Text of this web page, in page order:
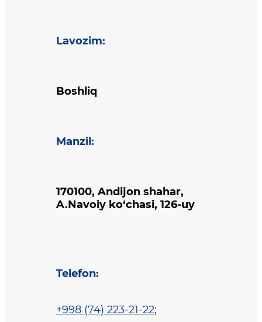
Lavozim:
Boshliq
Manzil :
170100, Andijon shahar,
A.Navoiy ko‘chasi, 126-uy
Telefon:
+998 (74) 223-21-22;